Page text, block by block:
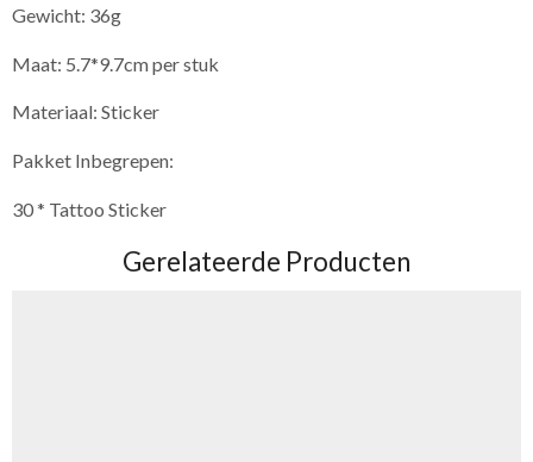
Gewicht: 36g
Maat: 5.7*9.7cm per stuk
Materiaal: Sticker
Pakket Inbegrepen:
30 * Tattoo Sticker
Gerelateerde Producten